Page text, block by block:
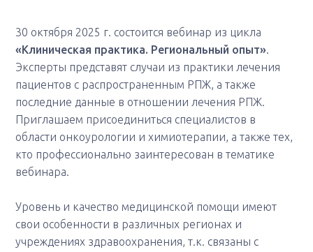
30 октября 2025 г. состоится вебинар из цикла
«Клиническая практика. Региональный опыт».
Эксперты представят случаи из практики лечения
пациентов с распространенным РПЖ, а также
последние данные в отношении лечения РПЖ.
Приглашаем присоединиться специалистов в
области онкоурологии и химиотерапии, а также тех,
кто профессионально заинтересован в тематике
вебинара.
Уровень и качество медицинской помощи имеют
свои особенности в различных регионах и
учреждениях здравоохранения, т.к. связаны с